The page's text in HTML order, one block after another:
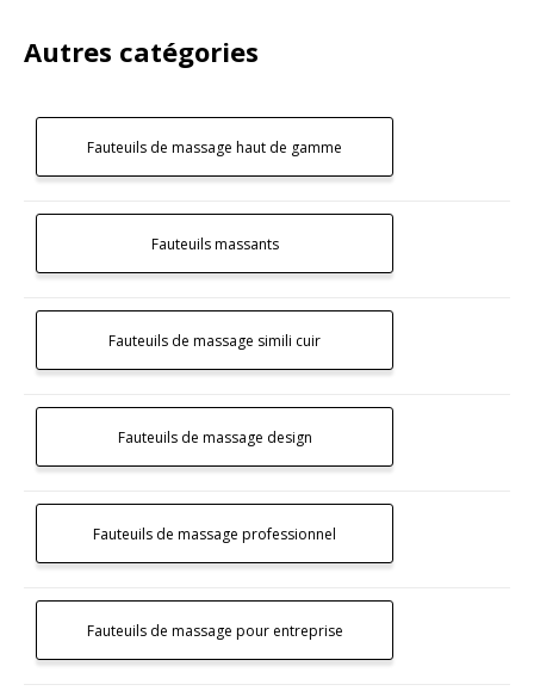
Autres catégories
Fauteuils de massage haut de gamme
Fauteuils massants
Fauteuils de massage simili cuir
Fauteuils de massage design
Fauteuils de massage professionnel
Fauteuils de massage pour entreprise